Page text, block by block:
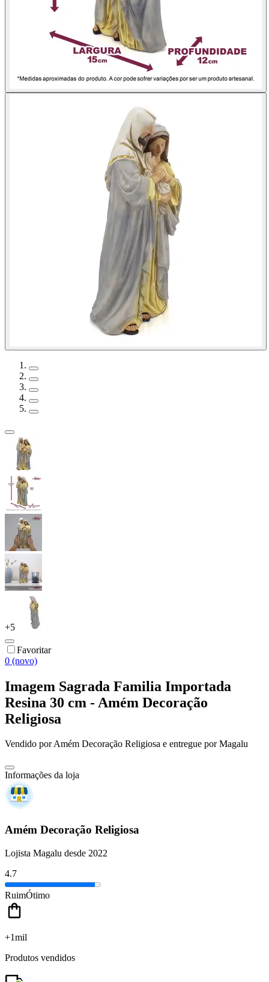
+5
Favoritar
0 (novo)
Imagem Sagrada Familia Importada
Resina 30 cm - Amém Decoração
Religiosa
Vendido porAmém Decoração Religiosa e entregue por Magalu
Informações da loja
Amém Decoração Religiosa
Lojista Magalu desde 2022
4.7
RuimÓtimo
+1mil
Produtos vendidos